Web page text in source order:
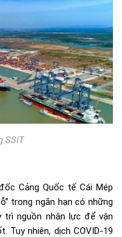
SSIT
Cảng Quốc tế Cái Mép
trong ngắn hạn có những
trì nguồn nhân lực để vận
Tuy nhiên, dịch COVID-19